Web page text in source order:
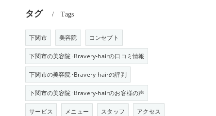
タグ Tags
下関市 美容院 コンセプト
下関市の美容院･Bravery-hairの口コミ情報
下関市の美容院･Bravery-hairの評判
下関市の美容院･Bravery-hairのお客様の声
サービス メニュー スタッフ アクセス